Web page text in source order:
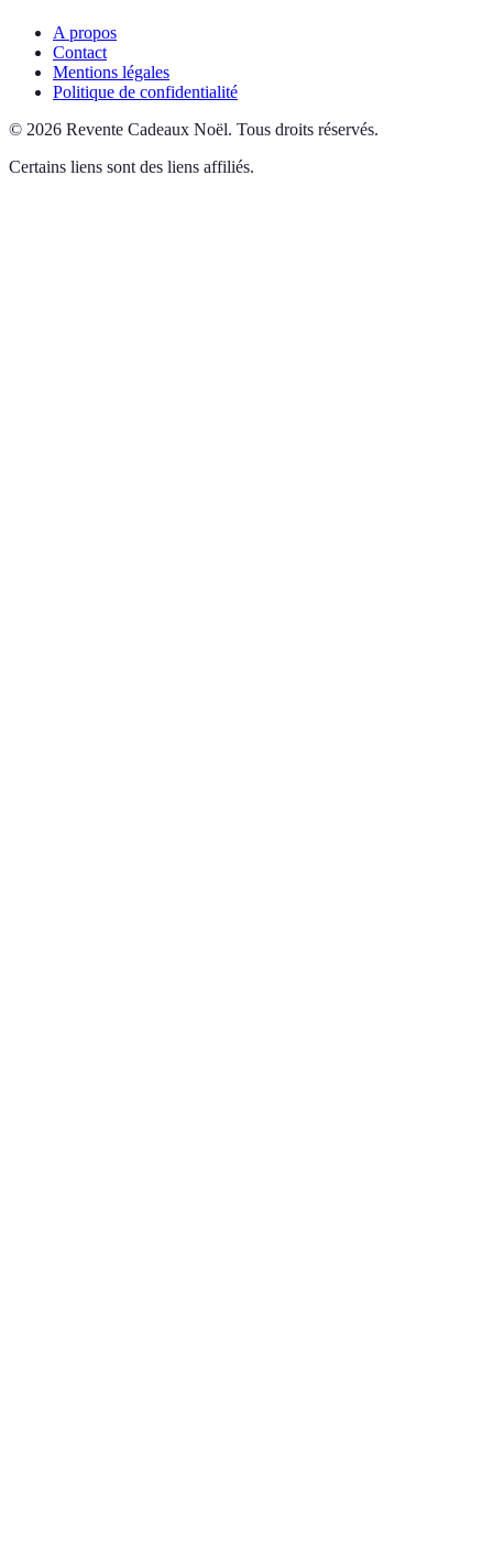
A propos
Contact
Mentions légales
Politique de confidentialité
© 2026 Revente Cadeaux Noël. Tous droits réservés.
Certains liens sont des liens affiliés.